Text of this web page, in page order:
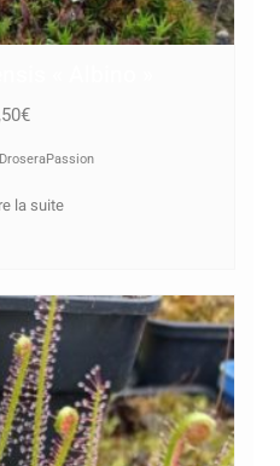
€
DroseraPassion
la suite